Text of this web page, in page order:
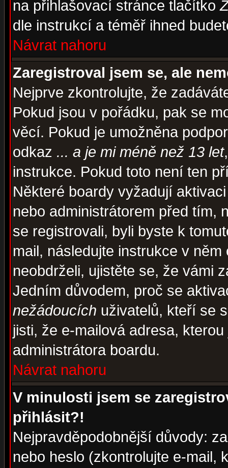
na přihlašovací stránce tlačítko
dle instrukcí a téměř ihned
Návrat nahoru
Zaregistroval jsem se, ale
Nejprve zkontrolujte, že
Pokud jsou v pořádku, pak se
věcí. Pokud je umožněna
odkaz ... a je mi méně než 13 let
instrukce. Pokud toto není ten
Některé boardy vyžadují
nebo administrátorem před tím,
se registrovali, byli byste k
mail, následujte instrukce v
neobdrželi, ujistěte se, že vámi
Jedním důvodem, proč se
nežádoucích uživatelů, kteří se
jisti, že e-mailová adresa,
administrátora boardu.
Návrat nahoru
V minulosti jsem se
přihlásit?!
Nejpravděpodobnější důvody:
nebo heslo (zkontrolujte e-mail,